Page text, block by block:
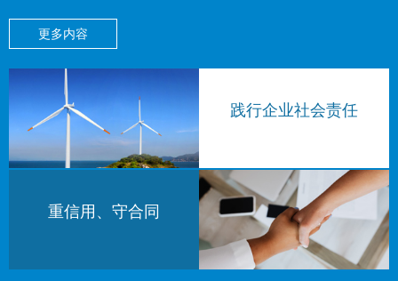
更多内容
践行企业社会责任
重信用、守合同